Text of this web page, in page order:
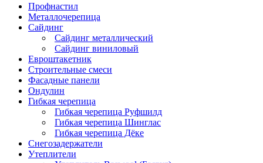
Профнастил
Металлочерепица
Сайдинг
Сайдинг металлический
Сайдинг виниловый
Евроштакетник
Строительные смеси
Фасадные панели
Ондулин
Гибкая черепица
Гибкая черепица Руфшилд
Гибкая черепица Шинглас
Гибкая черепица Дёке
Снегозадержатели
Утеплители